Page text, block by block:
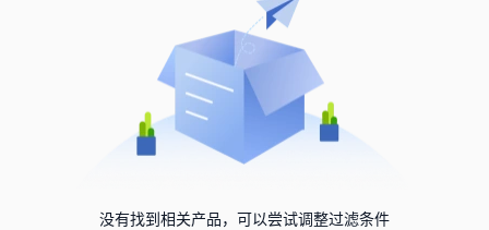
没有找到相关产品，可以尝试调整过滤条件